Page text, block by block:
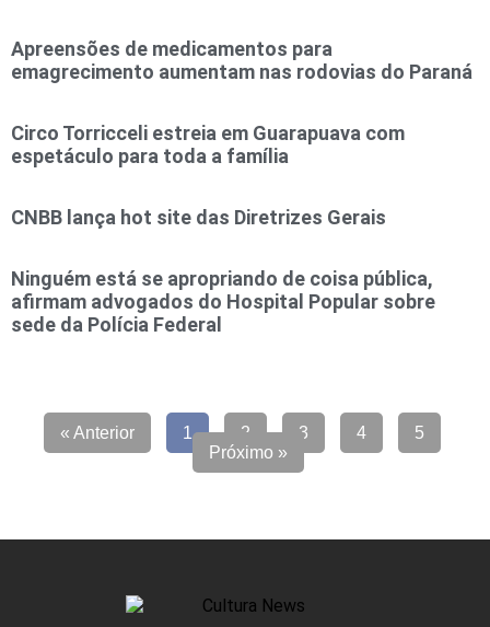
Apreensões de medicamentos para
emagrecimento aumentam nas rodovias do Paraná
Circo Torricceli estreia em Guarapuava com
espetáculo para toda a família
CNBB lança hot site das Diretrizes Gerais
Ninguém está se apropriando de coisa pública,
afirmam advogados do Hospital Popular sobre
sede da Polícia Federal
« Anterior 1 2 3 4
5
Próximo »